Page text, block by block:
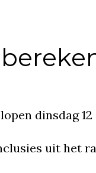
dinsdag
uit het